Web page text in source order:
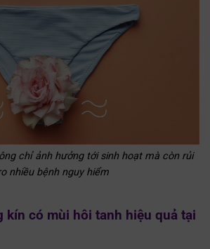
chỉ ảnh hưởng tới sinh hoạt mà còn rủi
nhiều bệnh nguy hiểm
kín có mùi hôi tanh hiệu quả tại